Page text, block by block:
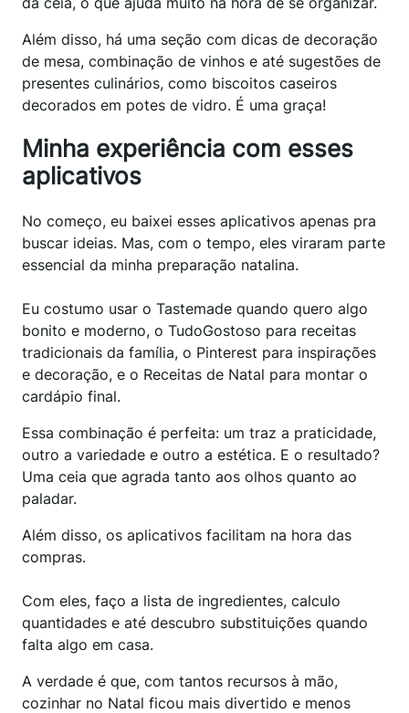
Além disso, há uma seção com dicas de decoração
de mesa, combinação de vinhos e até sugestões de
presentes culinários, como biscoitos caseiros
decorados em potes de vidro. É uma graça!
Minha experiência com esses
aplicativos
No começo, eu baixei esses aplicativos apenas pra
buscar ideias. Mas, com o tempo, eles viraram parte
essencial da minha preparação natalina.
Eu costumo usar o Tastemade quando quero algo
bonito e moderno, o TudoGostoso para receitas
tradicionais da família, o Pinterest para inspirações
e decoração, e o Receitas de Natal para montar o
cardápio final.
Essa combinação é perfeita: um traz a praticidade,
outro a variedade e outro a estética. E o resultado?
Uma ceia que agrada tanto aos olhos quanto ao
paladar.
Além disso, os aplicativos facilitam na hora das
compras.
Com eles, faço a lista de ingredientes, calculo
quantidades e até descubro substituições quando
falta algo em casa.
A verdade é que, com tantos recursos à mão,
cozinhar no Natal ficou mais divertido e menos